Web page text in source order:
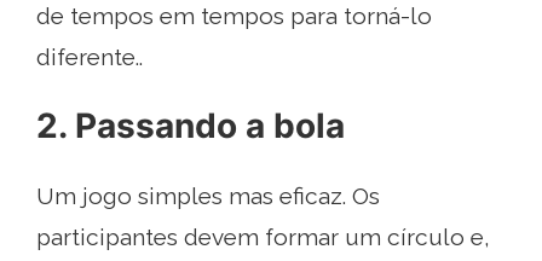
de tempos em tempos para torná-lo
diferente..
2. Passando a bola
Um jogo simples mas eficaz. Os
participantes devem formar um círculo e,